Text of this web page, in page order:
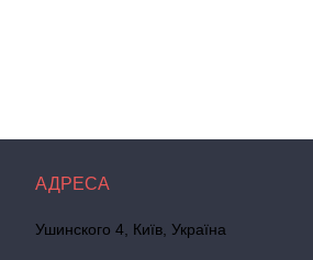
Ушинского 4, Київ, Україна